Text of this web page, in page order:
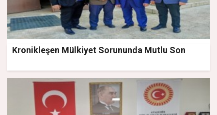
Kronikleşen Mülkiyet Sorununda Mutlu Son